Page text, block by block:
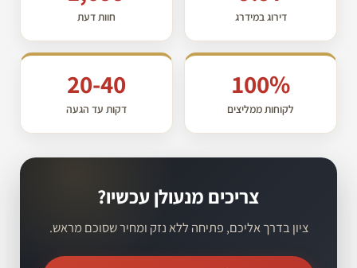
דירוג במידרג חוות דעת
100%
לקוחות ממליצים
20-40
דקות עד הגעה
צריכים מנעולן עכשיו?
ציון בדרך אליכם, פתיחה ללא נזק ומחיר שסוכם מראש.